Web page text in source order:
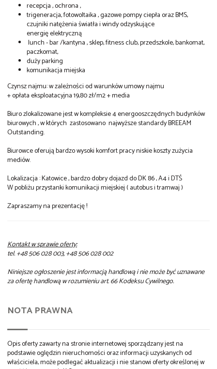
recepcja , ochrona ,
trigeneracja, fotowoltaika , gazowe pompy ciepła oraz BMS,
czujniki natężenia światła i windy odzyskujące
energię elektryczną
lunch - bar /kantyna , sklep, fitness club, przedszkole, bankomat,
paczkomat,
duży parking
komunikacja miejska
Czynsz najmu: w zależności od warunków umowy najmu
+ opłata eksploatacyjna 19,80 zł/m2 + media
Biuro zlokalizowane jest w kompleksie 4 energooszczędnych budynków
biurowych , w których zastosowano najwyższe standardy BREEAM
Outstanding.
Biurowce oferują bardzo wysoki komfort pracy niskie koszty zużycia
mediów.
Lokalizacja : Katowice , bardzo dobry dojazd do DK 86 , A4 i DTŚ
W pobliżu przystanki komunikacji miejskiej ( autobus i tramwaj )
Zapraszamy na prezentację !
Kontakt w sprawie oferty:
tel. +48 506 028 003, +48 506 028 002
Niniejsze ogłoszenie jest informacją handlową i nie może być uznawane
za ofertę handlową w rozumieniu art. 66 Kodeksu Cywilnego.
NOTA PRAWNA
Opis oferty zawarty na stronie internetowej sporządzany jest na
podstawie oględzin nieruchomości oraz informacji uzyskanych od
właściciela, może podlegać aktualizacji i nie stanowi oferty określonej w